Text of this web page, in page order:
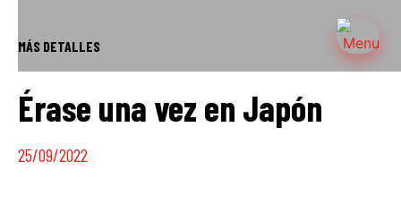
MÁS DETALLES
Érase una vez en Japón
25/09/2022